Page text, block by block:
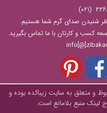
کسب و کارتان با ما تماس بگیرید.
و متعلق به سايت زیباکده بوده و
لینک منبع بلامانع است.